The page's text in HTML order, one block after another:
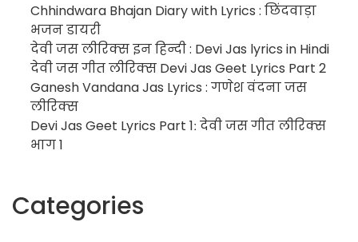
Chhindwara Bhajan Diary with Lyrics : छिंदवाड़ा
भजन डायरी
देवी जस लीरिक्स इन हिन्दी : Devi Jas lyrics in Hindi
देवी जस गीत लीरिक्स Devi Jas Geet Lyrics Part 2
Ganesh Vandana Jas Lyrics : गणेश वंदना जस
लीरिक्स
Devi Jas Geet Lyrics Part 1ː देवी जस गीत लीरिक्स
भाग 1
Categories